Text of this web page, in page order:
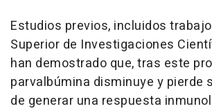
Estudios previos, incluidos
Superior de Investigaciones
han demostrado que, tras este
parvalbúmina disminuye y pierde
de generar una respuesta